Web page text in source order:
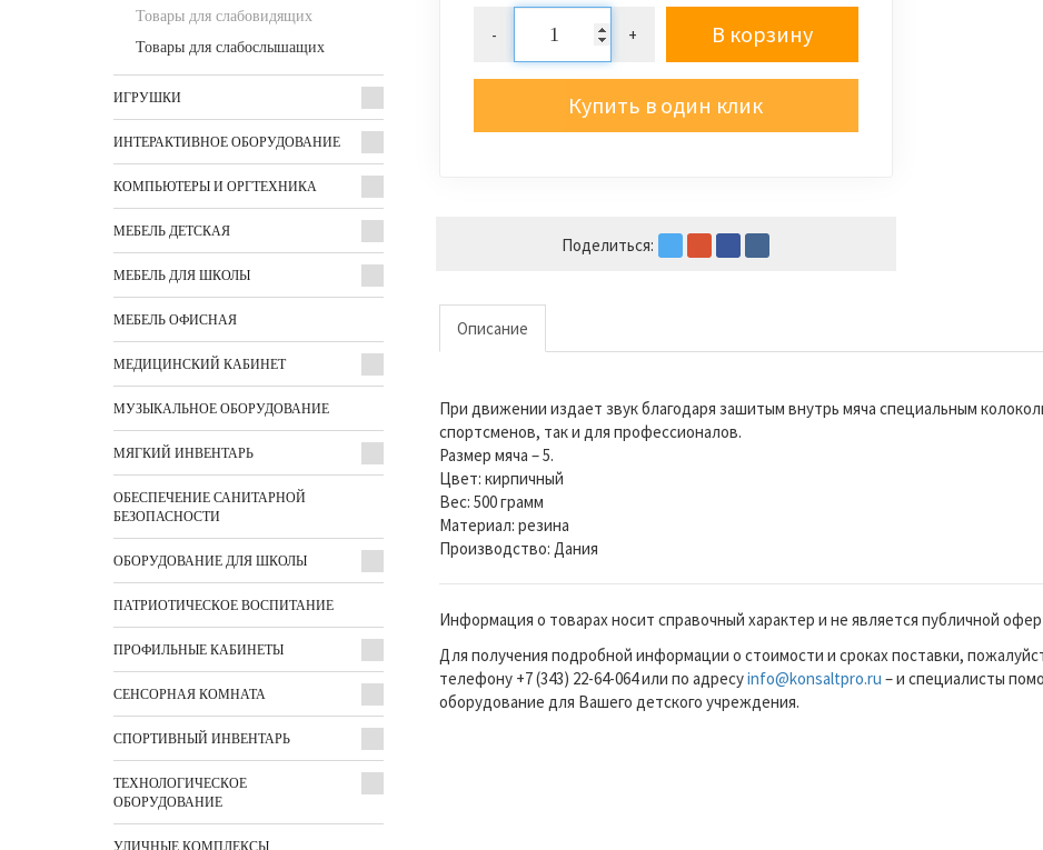
Товары для слабовидящих
Товары для слабослышащих
ИГРУШКИ
ИНТЕРАКТИВНОЕ ОБОРУДОВАНИЕ
КОМПЬЮТЕРЫ И ОРГТЕХНИКА
МЕБЕЛЬ ДЕТСКАЯ
МЕБЕЛЬ ДЛЯ ШКОЛЫ
МЕБЕЛЬ ОФИСНАЯ
МЕДИЦИНСКИЙ КАБИНЕТ
МУЗЫКАЛЬНОЕ ОБОРУДОВАНИЕ
МЯГКИЙ ИНВЕНТАРЬ
ОБЕСПЕЧЕНИЕ САНИТАРНОЙ
БЕЗОПАСНОСТИ
ОБОРУДОВАНИЕ ДЛЯ ШКОЛЫ
ПАТРИОТИЧЕСКОЕ ВОСПИТАНИЕ
ПРОФИЛЬНЫЕ КАБИНЕТЫ
СЕНСОРНАЯ КОМНАТА
СПОРТИВНЫЙ ИНВЕНТАРЬ
ТЕХНОЛОГИЧЕСКОЕ
ОБОРУДОВАНИЕ
- + В корзину
Купить в один клик
Поделиться:
Описание
При движении издает звук благодаря зашитым внутрь мяча специальным
спортсменов, так и для профессионалов.
Размер мяча – 5.
Цвет: кирпичный
Вес: 500 грамм
Материал: резина
Производство: Дания
Информация о товарах носит справочный характер и не является публичной
Для получения подробной информации о стоимости и сроках поставки,
телефону +7 (343) 22-64-064 или по адресуinfo@konsaltpro.ru – и специалисты
оборудование для Вашего детского учреждения.